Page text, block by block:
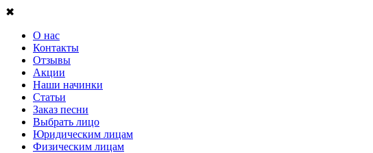
✖
О нас
Контакты
Отзывы
Акции
Наши начинки
Статьи
Заказ песни
Выбрать лицо
Юридическим лицам
Физическим лицам